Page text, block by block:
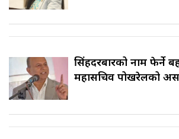
सिंहदरबारको नाम फेर्ने
महासचिव पोखरेलको